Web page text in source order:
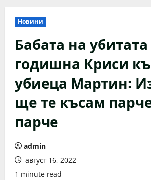
Новини
Бабата на убитата
годишна Криси
убиеца Мартин:
ще те късам
парче
admin
август 16, 2022
1 minute read